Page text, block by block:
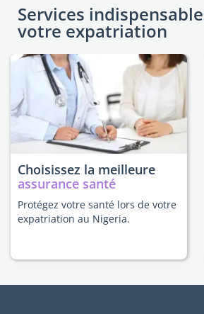
Services
votre expatriation
Choisissez la meilleure
assurance santé
Protégez votre santé lors de votre
expatriation au Nigeria.